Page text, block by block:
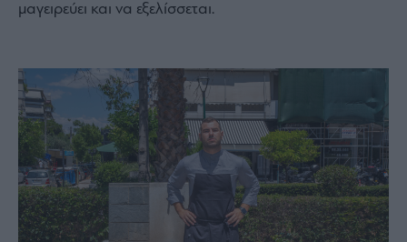
μαγειρεύει και να εξελίσσεται.